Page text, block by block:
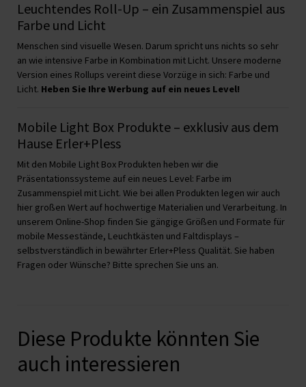
Leuchtendes Roll-Up – ein Zusammenspiel aus
Farbe und Licht
Menschen sind visuelle Wesen. Darum spricht uns nichts so sehr
an wie intensive Farbe in Kombination mit Licht. Unsere moderne
Version eines Rollups vereint diese Vorzüge in sich: Farbe und
Licht. Heben Sie Ihre Werbung auf ein neues Level!
Mobile Light Box Produkte – exklusiv aus dem
Hause Erler+Pless
Mit den Mobile Light Box Produkten heben wir die
Präsentationssysteme auf ein neues Level: Farbe im
Zusammenspiel mit Licht. Wie bei allen Produkten legen wir auch
hier großen Wert auf hochwertige Materialien und Verarbeitung. In
unserem Online-Shop finden Sie gängige Größen und Formate für
mobile Messestände, Leuchtkästen und Faltdisplays –
selbstverständlich in bewährter Erler+Pless Qualität. Sie haben
Fragen oder Wünsche? Bitte sprechen Sie uns an.
Diese Produkte könnten Sie
auch interessieren